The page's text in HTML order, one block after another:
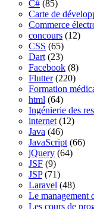
C# (85)
Carte de
Commerce
concours (12)
CSS (65)
Dart (23)
Facebook (8)
Flutter(220)
Formation
html (64)
Ingénierie des
internet (12)
Java (46)
JavaScript (66)
jQuery (64)
JSF (9)
JSP(71)
Laravel (48)
Le management
Les cours de